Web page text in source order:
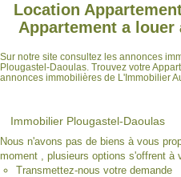
Location
Appartement a louer
Sur notre site consultez les annonces
Plougastel-Daoulas. Trouvez votre
annonces immobilières de L'Immobilier
Immobilier Plougastel-Daoulas
Nous n'avons pas de biens à vous
moment , plusieurs options s'offrent à
Transmettez-nous votre demande